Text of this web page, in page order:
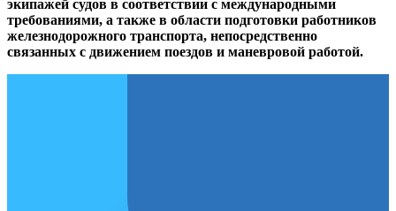
экипажей судов в соответствии с международными
требованиями, а также в области подготовки работников
железнодорожного транспорта, непосредственно
связанных с движением поездов и маневровой работой.